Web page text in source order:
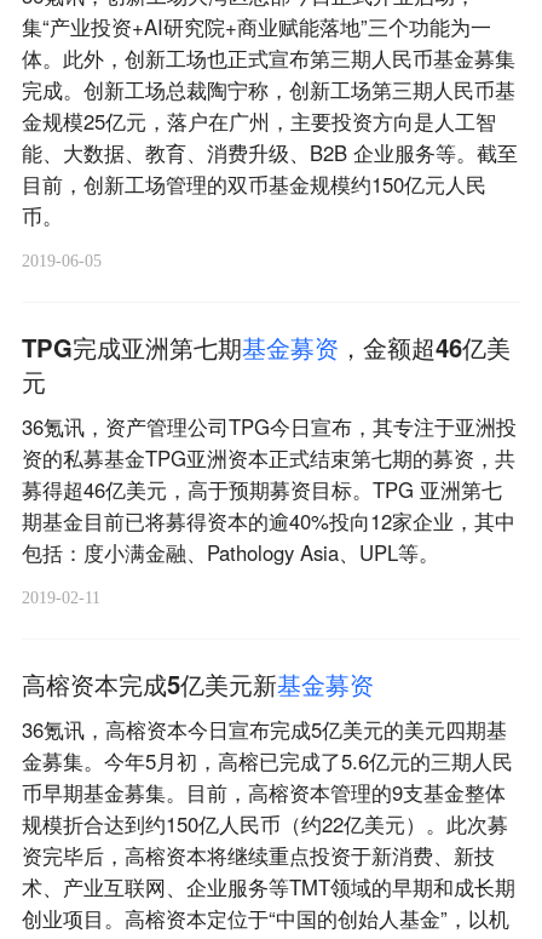
集“产业投资+AI研究院+商业赋能落地”三个功能为一
体。此外，创新工场也正式宣布第三期人民币基金募集
完成。创新工场总裁陶宁称，创新工场第三期人民币基
金规模25亿元，落户在广州，主要投资方向是人工智
能、大数据、教育、消费升级、B2B 企业服务等。截至
目前，创新工场管理的双币基金规模约150亿元人民
币。
2019-06-05
TPG完成亚洲第七期基金募资 ，金额超46亿美
元
36氪讯，资产管理公司TPG今日宣布，其专注于亚洲投
资的私募基金TPG亚洲资本正式结束第七期的募资，共
募得超46亿美元，高于预期募资目标。TPG 亚洲第七
期基金目前已将募得资本的逾40%投向12家企业，其中
包括：度小满金融、Pathology Asia、UPL等。
2019-02-11
高榕资本完成5亿美元新基金募资
36氪讯，高榕资本今日宣布完成5亿美元的美元四期基
金募集。今年5月初，高榕已完成了5.6亿元的三期人民
币早期基金募集。目前，高榕资本管理的9支基金整体
规模折合达到约150亿人民币（约22亿美元）。此次募
资完毕后，高榕资本将继续重点投资于新消费、新技
术、产业互联网、企业服务等TMT领域的早期和成长期
创业项目。高榕资本定位于“中国的创始人基金”，以机